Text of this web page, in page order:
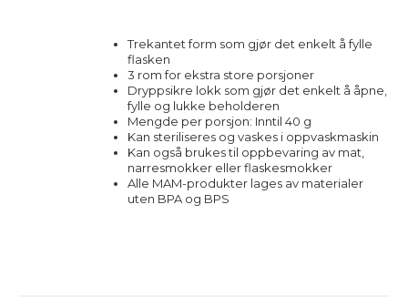
Trekantet form som gjør det enkelt å fylle
flasken
3 rom for ekstra store porsjoner
Dryppsikre lokk som gjør det enkelt å åpne,
fylle og lukke beholderen
Mengde per porsjon: Inntil 40 g
Kan steriliseres og vaskes i oppvaskmaskin
Kan også brukes til oppbevaring av mat,
narresmokker eller flaskesmokker
Alle MAM-produkter lages av materialer
uten BPA og BPS